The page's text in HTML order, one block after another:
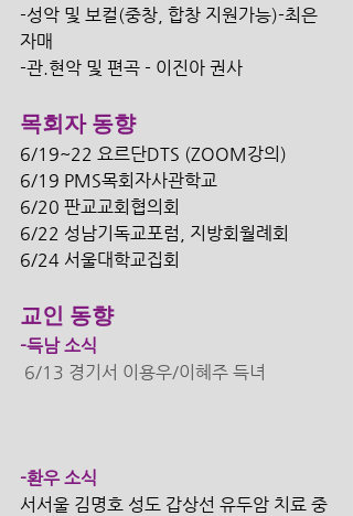
-성악 및 보컬(중창, 합창 지원가능)-최은
자매
-관.현악 및 편곡 - 이진아 권사
목회자 동향
6/19~22 요르단DTS (ZOOM강의)
6/19 PMS목회자사관학교
6/20 판교교회협의회
6/22 성남기독교포럼, 지방회월례회
6/24 서울대학교집회
교인 동향
-득남 소식
6/13 경기서 이용우/이혜주 득녀
-환우 소식
서서울 김명호 성도 갑상선 유두암 치료 중